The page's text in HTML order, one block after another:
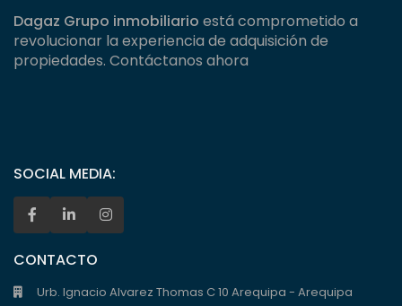
Dagaz Grupo inmobiliario está comprometido a
revolucionar la experiencia de adquisición de
propiedades. Contáctanos ahora
SOCIAL MEDIA:
CONTACTO
Urb. Ignacio Alvarez Thomas C 10 Arequipa - Arequipa